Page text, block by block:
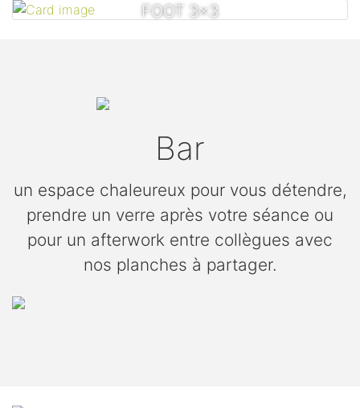
FOOT 3x3
Bar
un espace chaleureux pour vous détendre,
prendre un verre après votre séance ou
pour un afterwork entre collègues avec
nos planches à partager.